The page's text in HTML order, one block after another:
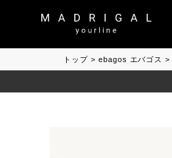
トップ ebagos エバゴス